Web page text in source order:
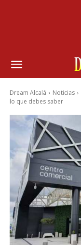
Dream Alcalá Noticias
lo que debes saber